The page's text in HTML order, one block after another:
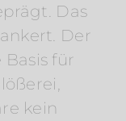
Das
Der
für
kein